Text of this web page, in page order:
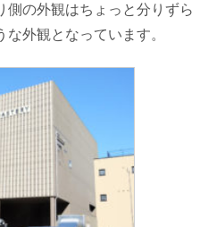
側の外観はちょっと分りずら
外観となっています。